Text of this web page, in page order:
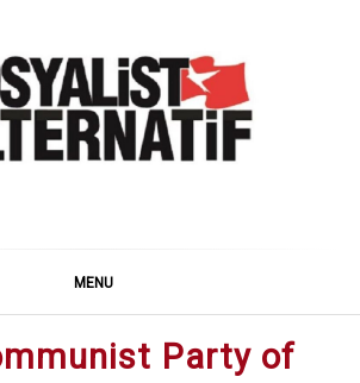
MENU
Party of